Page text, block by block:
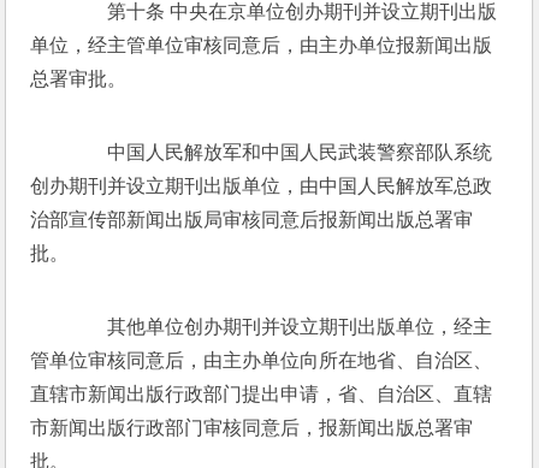
第十条 中央在京单位创办期刊并设立期刊出版
单位，经主管单位审核同意后，由主办单位报新闻出版
总署审批。
中国人民解放军和中国人民武装警察部队系统
创办期刊并设立期刊出版单位，由中国人民解放军总政
治部宣传部新闻出版局审核同意后报新闻出版总署审
批。
其他单位创办期刊并设立期刊出版单位，经主
管单位审核同意后，由主办单位向所在地省、自治区、
直辖市新闻出版行政部门提出申请，省、自治区、直辖
市新闻出版行政部门审核同意后，报新闻出版总署审
批。